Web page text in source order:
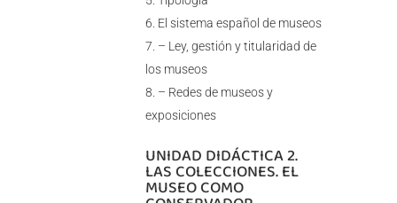
El sistema español de museos
– Ley, gestión y titularidad de
los museos
– Redes de museos y
exposiciones
UNIDAD DIDÁCTICA 2.
LAS COLECCIONES. EL
MUSEO COMO